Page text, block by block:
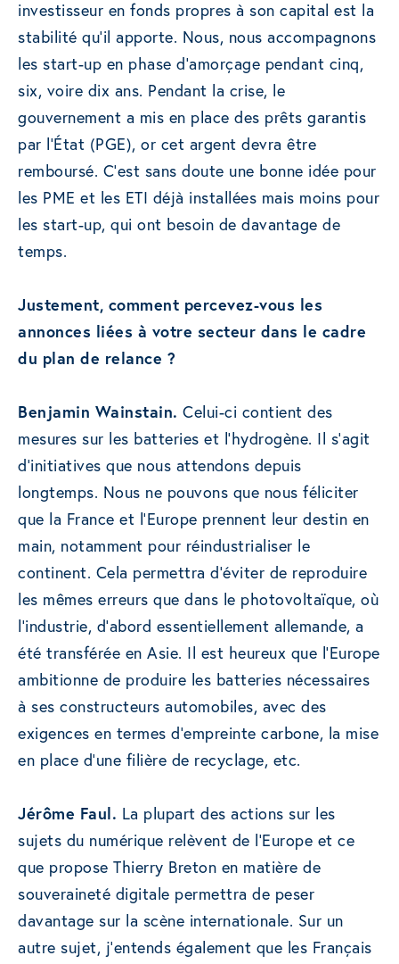
investisseur en fonds propres à son capital est la
stabilité qu’il apporte. Nous, nous accompagnons
les start-up en phase d’amorçage pendant cinq,
six, voire dix ans. Pendant la crise, le
gouvernement a mis en place des prêts garantis
par l’État (PGE), or cet argent devra être
remboursé. C’est sans doute une bonne idée pour
les PME et les ETI déjà installées mais moins pour
les start-up, qui ont besoin de davantage de
temps.
Justement, comment percevez-vous les
annonces liées à votre secteur dans le cadre
du plan de relance ?
Benjamin Wainstain. Celui-ci contient des
mesures sur les batteries et l’hydrogène. Il s’agit
d’initiatives que nous attendons depuis
longtemps. Nous ne pouvons que nous féliciter
que la France et l’Europe prennent leur destin en
main, notamment pour réindustrialiser le
continent. Cela permettra d’éviter de reproduire
les mêmes erreurs que dans le photovoltaïque, où
l’industrie, d’abord essentiellement allemande, a
été transférée en Asie. Il est heureux que l’Europe
ambitionne de produire les batteries nécessaires
à ses constructeurs automobiles, avec des
exigences en termes d’empreinte carbone, la mise
en place d’une filière de recyclage, etc.
Jérôme Faul. La plupart des actions sur les
sujets du numérique relèvent de l’Europe et ce
que propose Thierry Breton en matière de
souveraineté digitale permettra de peser
davantage sur la scène internationale. Sur un
autre sujet, j’entends également que les Français